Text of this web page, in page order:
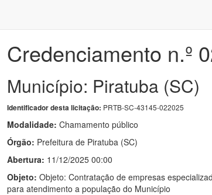
Credenciamento n.º
Município: Piratuba (SC)
Identificador desta licitação: PRTB-SC-43145-022025
Modalidade: Chamamento público
Órgão: Prefeitura de Piratuba (SC)
Abertura: 11/12/2025 00:00
Objeto: Objeto: Contratação de empresas
para atendimento a população do Município